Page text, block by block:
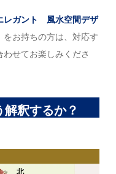
レガント 風水空間デザ
をお持ちの方は、対応す
せてお楽しみくださ
釈するか？